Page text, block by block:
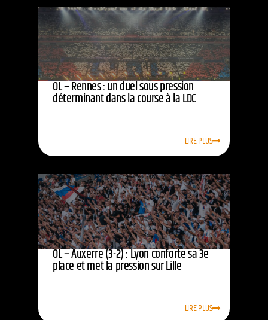
OL – Rennes : un duel sous pression
déterminant dans la course à la LDC
LIRE PLUS
OL – Auxerre (3-2) : Lyon conforte sa 3e
place et met la pression sur Lille
LIRE PLUS